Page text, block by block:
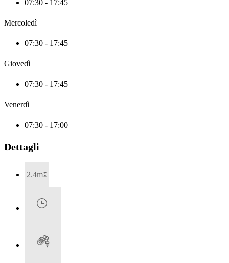
07:30 - 17:45
Mercoledì
07:30 - 17:45
Giovedì
07:30 - 17:45
Venerdì
07:30 - 17:00
Dettagli
2.4m